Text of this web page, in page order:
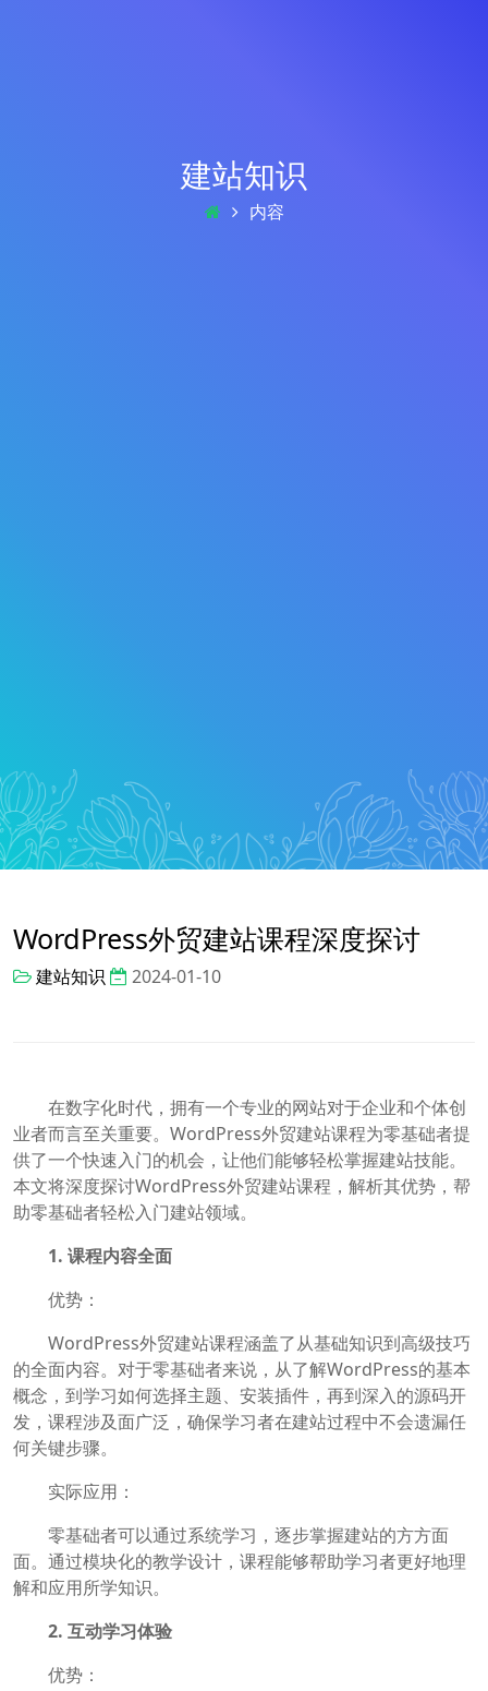
建站知识
内容
WordPress外贸建站课程深度探讨
建站知识 2024-01-10
在数字化时代，拥有一个专业的网站对于企业和个体创
业者而言至关重要。WordPress外贸建站课程为零基础者提
供了一个快速入门的机会，让他们能够轻松掌握建站技能。
本文将深度探讨WordPress外贸建站课程，解析其优势，帮
助零基础者轻松入门建站领域。
1. 课程内容全面
优势：
WordPress外贸建站课程涵盖了从基础知识到高级技巧
的全面内容。对于零基础者来说，从了解WordPress的基本
概念，到学习如何选择主题、安装插件，再到深入的源码开
发，课程涉及面广泛，确保学习者在建站过程中不会遗漏任
何关键步骤。
实际应用：
零基础者可以通过系统学习，逐步掌握建站的方方面
面。通过模块化的教学设计，课程能够帮助学习者更好地理
解和应用所学知识。
2. 互动学习体验
优势：